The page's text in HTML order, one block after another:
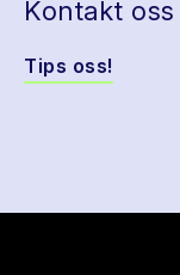
Kontakt oss
Tips oss!